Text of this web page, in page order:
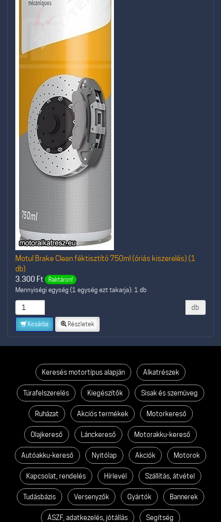
Motul Brake Clean féktisztító 750ml (óriás kiszerelés) (1
db)
3.300 Ft Raktáron!
Mennyiségi egység (1 egység ezt takarja): 1 db
db
Kosárba Részletek
Keresés motortípus alapján Alkatrészek
Túrafelszerelés Kiegészítők Sisak és szemüveg
Ruházat Akciós termékek Motorkereső
Olajkereső Lánckereső Motorakku-kereső
Autóakku-kereső Nyitólap Akciók Motorok
Kapcsolat, rendelés Hírlevél Szállítás, átvétel
Tudásbázis Versenyzők Gyártók Bannerek
ÁSZF, adatkezelés, jótállás Segítség